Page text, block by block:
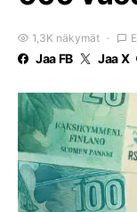
1,3K näkymät
Jaa FB Jaa X